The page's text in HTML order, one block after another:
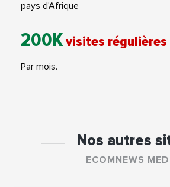
pays d'Afrique
200Kvisites régulières
Par mois.
Nos autres
ECOMNEWS